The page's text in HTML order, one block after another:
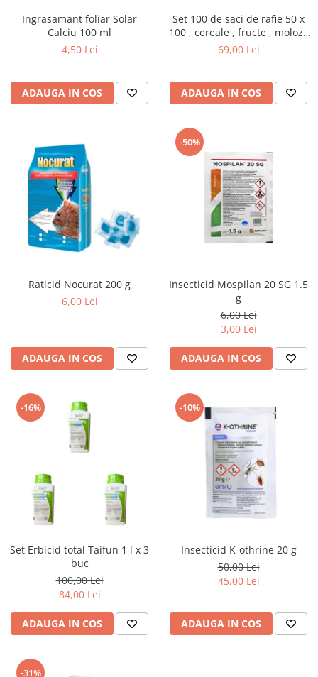
Ingrasamant foliar Solar
Calciu 100 ml
4,50 Lei
ADAUGA IN COS
Set 100 de saci de rafie 50 x
100 , cereale , fructe , moloz ,
menaj si depozitare
69,00 Lei
ADAUGA IN COS
Raticid Nocurat 200 g
6,00 Lei
ADAUGA IN COS
-50%
Insecticid Mospilan 20 SG 1.5
g
6,00 Lei
3,00 Lei
ADAUGA IN COS
-16%
Set Erbicid total Taifun 1 l x 3
buc
100,00 Lei
84,00 Lei
ADAUGA IN COS
-10%
Insecticid K-othrine 20 g
50,00 Lei
45,00 Lei
ADAUGA IN COS
-31%